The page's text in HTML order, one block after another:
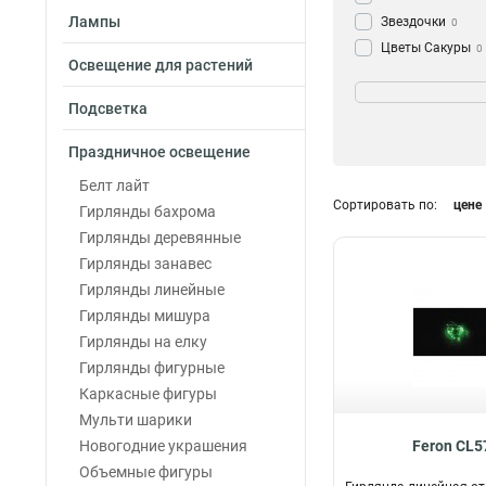
Лампы
Освещение для растений
Подсветка
Праздничное освещение
Белт лайт
Гирлянды бахрома
Гирлянды деревянные
Гирлянды занавес
Гирлянды линейные
Гирлянды мишура
Гирлянды на елку
Гирлянды фигурные
Каркасные фигуры
Мульти шарики
Новогодние украшения
Объемные фигуры
Звездочки 0
Цветы Сакуры 0
Цветные Шарики
Снежинки 0
ПВХ 23
Назначение
Сортировать по: цене
Feron